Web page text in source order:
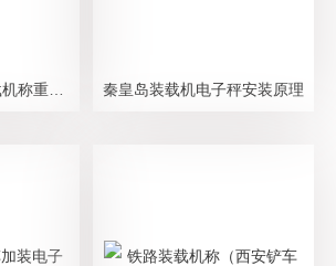
秦皇岛装载机电子秤安装原理